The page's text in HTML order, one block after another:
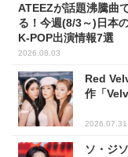
ATEEZが話題沸騰曲
る！今週(8/3～)日本
K-POP出演情報7選
2026.08.03
Red
作「
2026.07.31
ソ・ジ